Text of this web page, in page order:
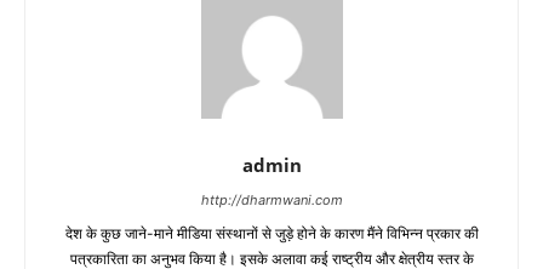
admin
http://dharmwani.com
देश के कुछ जाने-माने मीडिया संस्थानों से जुड़े होने के कारण मैंने विभिन्न प्रकार की
पत्रकारिता का अनुभव किया है। इसके अलावा कई राष्ट्रीय और क्षेत्रीय स्तर के